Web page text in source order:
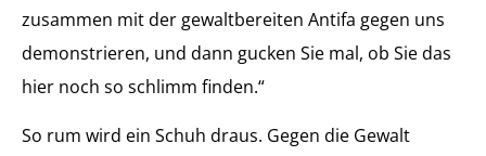
zusammen mit der gewaltbereiten Antifa gegen uns
demonstrieren, und dann gucken Sie mal, ob Sie das
hier noch so schlimm finden.“
So rum wird ein Schuh draus. Gegen die Gewalt